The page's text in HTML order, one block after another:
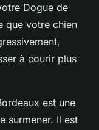
Dogue de
que votre chien
à courir plus
est une
surmener. Il est